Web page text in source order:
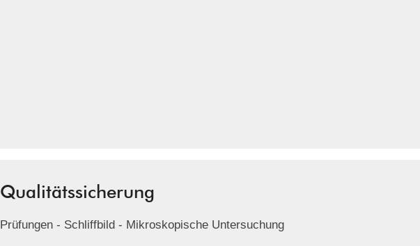
Qualitätssicherung
Prüfungen - Schliffbild - Mikroskopische Untersuchung